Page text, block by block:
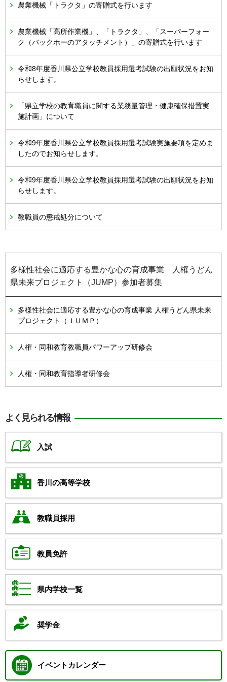
農業機械「トラクタ」の寄贈式を行います
農業機械「高所作業機」、「トラクタ」、「スーパーフォー
ク（バックホーのアタッチメント）」の寄贈式を行います
令和8年度香川県公立学校教員採用選考試験の出願状況をお知
らせします。
「県立学校の教育職員に関する業務量管理・健康確保措置実
施計画」について
令和9年度香川県公立学校教員採用選考試験実施要項を定めま
したのでお知らせします。
令和9年度香川県公立学校教員採用選考試験の出願状況をお知
らせします。
教職員の懲戒処分について
多様性社会に適応する豊かな心の育成事業 人権うどん
県未来プロジェクト（JUMP）参加者募集
多様性社会に適応する豊かな心の育成事業 人権うどん県未来
プロジェクト（ＪＵＭＰ）
人権・同和教育教職員パワーアップ研修会
人権・同和教育指導者研修会
よく見られる情報
入試
香川の高等学校
教職員採用
教員免許
県内学校一覧
奨学金
イベントカレンダー